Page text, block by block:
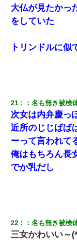
大仏が見たかっ
をしていた
トリンドルに似
21 ：名も無き被検
次女は内弁慶っ
近所のじじばば
ーって言われて
俺はもちろん長
でか乳だし
22 ：名も無き被検
三女かわいい～